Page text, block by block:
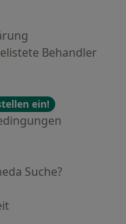
Behandler
ein!
Suche?